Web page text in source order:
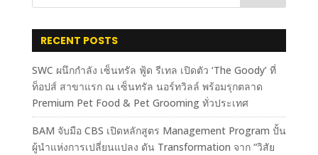
RECENT POSTS
SWC ผนึกกำลัง เซ็นทรัล ฟู้ด รีเทล เปิดตัว ‘The Goody’ ที่
ท็อปส์ สาขาแรก ณ เซ็นทรัล นอร์ทวิลล์ พร้อมรุกตลาด
Premium Pet Food & Pet Grooming ทั่วประเทศ
BAM จับมือ CBS เปิดหลักสูตร Management Program ปั้น
ผู้นำแห่งการเปลี่ยนแปลง ดัน Transformation จาก “วิสัย